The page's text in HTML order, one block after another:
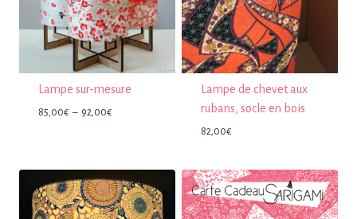
Lampe sur-mesure
85,00€ – 92,00€
à
92,00€
Lampe de chevet aux
rubans, socle en bois
82,00€